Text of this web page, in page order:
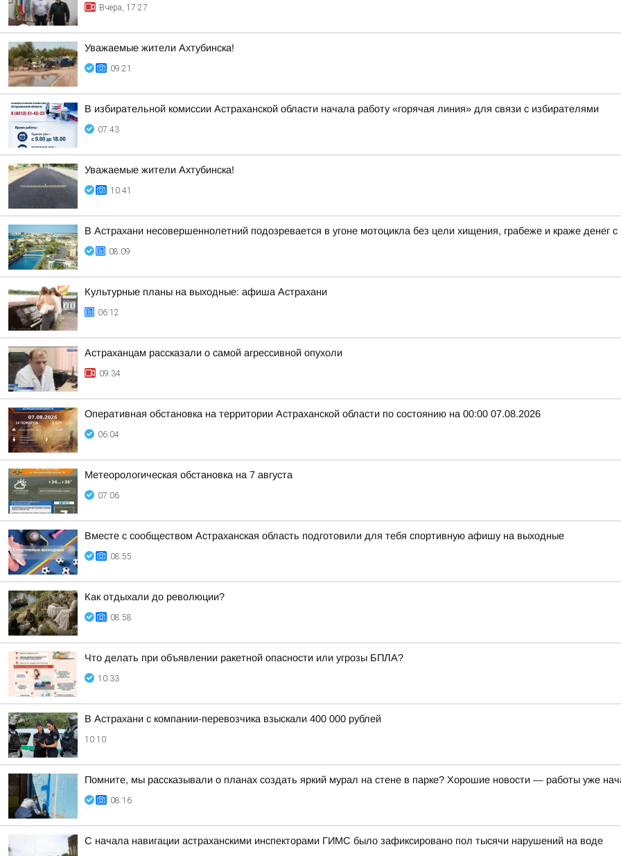
Вчера, 17:27
Уважаемые жители Ахтубинска!
09:21
В избирательной комиссии Астраханской области начала работу «горячая линия» для связи с избирателями
07:43
Уважаемые жители Ахтубинска!
10:41
В Астрахани несовершеннолетний подозревается в угоне мотоцикла без цели хищения, грабеже и краже денег с
08:09
Культурные планы на выходные: афиша Астрахани
06:12
Астраханцам рассказали о самой агрессивной опухоли
09:34
Оперативная обстановка на территории Астраханской области по состоянию на 00:00 07.08.2026
06:04
Метеорологическая обстановка на 7 августа
07:06
Вместе с сообществом Астраханская область подготовили для тебя спортивную афишу на выходные
08:55
Как отдыхали до революции?
08:58
Что делать при объявлении ракетной опасности или угрозы БПЛА?
10:33
В Астрахани с компании-перевозчика взыскали 400 000 рублей
10:10
Помните, мы рассказывали о планах создать яркий мурал на стене в парке? Хорошие новости — работы уже
08:16
С начала навигации астраханскими инспекторами ГИМС было зафиксировано пол тысячи нарушений на воде